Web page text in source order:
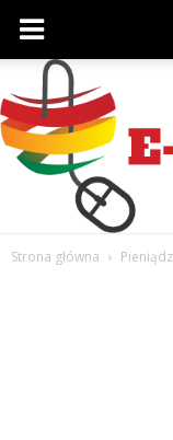
Strona główna